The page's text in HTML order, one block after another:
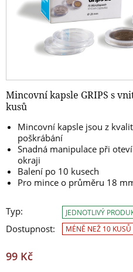
Mincovní kapsle GRIPS s
kusů
Mincovní kapsle jsou z
poškrábání
Snadná manipulace při
okraji
Balení po 10 kusech
Pro mince o průměru 18
Typ:
Dostupnost:
JEDNOTLIVÝ
MÉNĚ NEŽ 10 KUSŮ
99 Kč